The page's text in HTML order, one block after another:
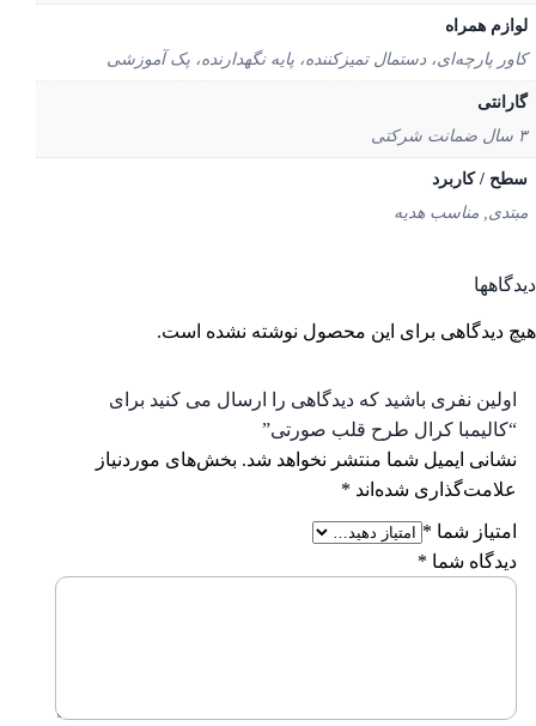
همراه
پارچه‌ای، دستمال تمیزکننده، پایه نگهدارنده، پک آموزشی
/ کاربرد
مناسب هدیه
دیدگاهی برای این محصول نوشته نشده است.
نفری باشید که دیدگاهی را ارسال می کنید برای
کرال طرح قلب صورتی”
ایمیل شما منتشر نخواهد شد. بخش‌های موردنیاز
شده‌اند *
شما*
شما*